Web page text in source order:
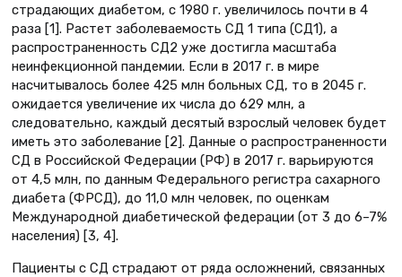
страдающих диабетом, с 1980 г. увеличилось почти в 4
раза [1]. Растет заболеваемость СД 1 типа (СД1), а
распространенность СД2 уже достигла масштаба
неинфекционной пандемии. Если в 2017 г. в мире
насчитывалось более 425 млн больных СД, то в 2045 г.
ожидается увеличение их числа до 629 млн, а
следовательно, каждый десятый взрослый человек будет
иметь это заболевание [2]. Данные о распространенности
СД в Российской Федерации (РФ) в 2017 г. варьируются
от 4,5 млн, по данным Федерального регистра сахарного
диабета (ФРСД), до 11,0 млн человек, по оценкам
Международной диабетической федерации (от 3 до 6–7%
населения) [3, 4].
Пациенты с СД страдают от ряда осложнений, связанных